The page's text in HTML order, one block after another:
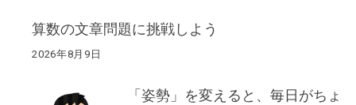
算数の文章問題に挑戦しよう
2026年8月9日
「姿勢」を変えると、毎日がちょ